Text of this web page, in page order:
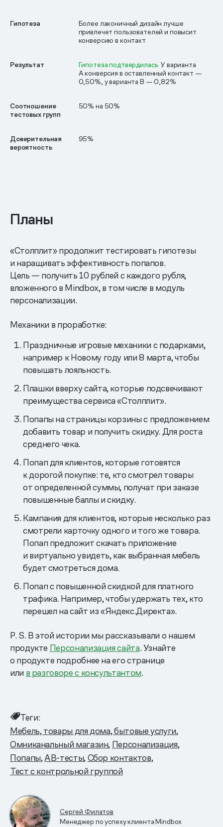
Гипотеза
Более лаконичный дизайн лучше
привлечет пользователей и повысит
конверсию в контакт
Результат Гипотеза подтвердилась. У варианта
А конверсия в оставленный контакт —
0,50%, у варианта B — 0,82%
Соотношение
тестовых групп
50% на 50%
Доверительная
вероятность
95%
Планы
«Столплит» продолжит тестировать гипотезы
и наращивать эффективность попапов.
Цель — получить 10 рублей с каждого рубля,
вложенного в Mindbox, в том числе в модуль
персонализации.
Механики в проработке:
Праздничные игровые механики с подарками,
например к Новому году или 8 марта, чтобы
повышать лояльность.
Плашки вверху сайта, которые подсвечивают
преимущества сервиса «Столплит».
Попапы на страницы корзины с предложением
добавить товар и получить скидку. Для роста
среднего чека.
Попап для клиентов, которые готовятся
к дорогой покупке: те, кто смотрел товары
от определенной суммы, получат при заказе
повышенные баллы и скидку.
Кампания для клиентов, которые несколько раз
смотрели карточку одного и того же товара.
Попап предложит скачать приложение
и виртуально увидеть, как выбранная мебель
будет смотреться дома.
Попап с повышенной скидкой для платного
трафика. Например, чтобы удержать тех, кто
перешел на сайт из «Яндекс.Директа».
P. S. В этой истории мы рассказывали о нашем
продукте Персонализация сайта. Узнайте
о продукте подробнее на его странице
или в разговоре с консультантом.
Теги:
Мебель, товары для дома, бытовые услуги
Омниканальный магазин Персонализация
Попапы AB-тесты Сбор контактов
Тест с контрольной группой
Сергей Филатов
Менеджер по успеху клиента Mindbox